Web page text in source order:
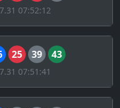
07:52:12
25 39 43
07:51:41